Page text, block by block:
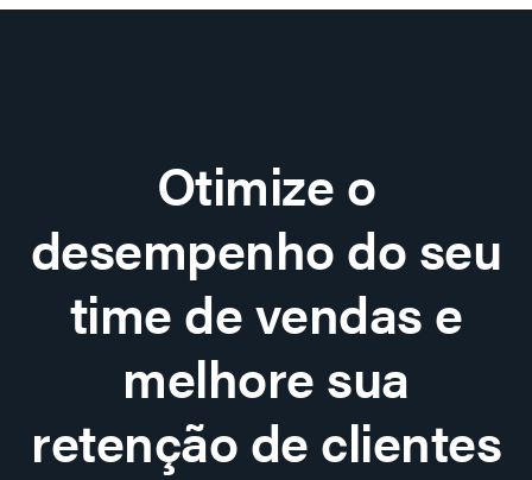
Otimize o
desempenho do seu
time de vendas e
melhore sua
retenção de clientes